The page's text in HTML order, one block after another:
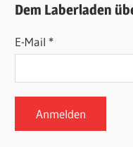
Dem Laberladen
E-Mail *